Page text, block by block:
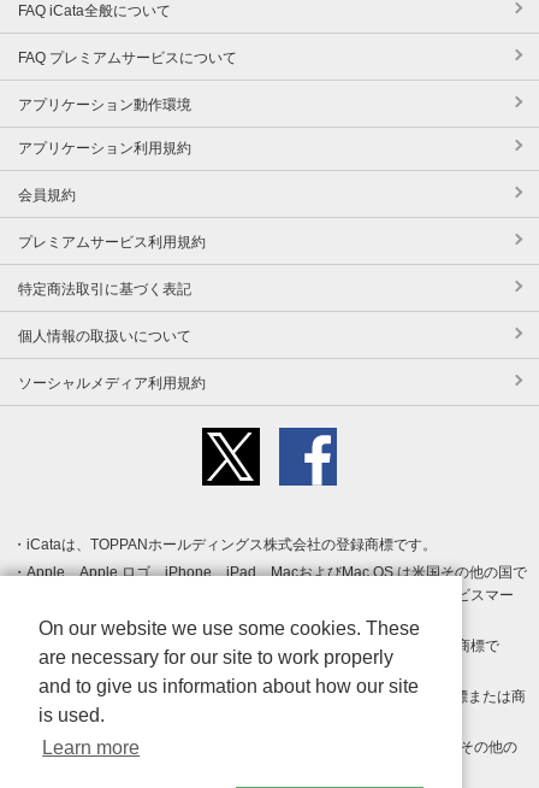
FAQ iCata全般について
FAQ プレミアムサービスについて
アプリケーション動作環境
アプリケーション利用規約
会員規約
プレミアムサービス利用規約
特定商法取引に基づく表記
個人情報の取扱いについて
ソーシャルメディア利用規約
iCataは、TOPPANホールディングス株式会社の登録商標です。
Apple、Apple ロゴ、iPhone、iPad、MacおよびMac OS は米国その他の国で
登録された Apple Inc. の商標です。App Store は Apple Inc. のサービスマー
クです。
Android、Google Play および Google Play ロゴ は Google LLC の商標で
す。
Windows は Microsoft Inc.の米国およびその他の国における登録商標または商
標です。
Adobe、Adobe Reader、Adobe PDF は、Adobe Inc.の米国およびその他の
On our website we use some cookies. These
are necessary for our site to work properly
and to give us information about how our site
is used.
Learn more